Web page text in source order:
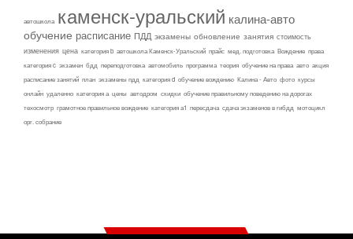
автошкола каменск-уральский калина-авто
обучение расписание ПДД экзамены обновление занятия стоимость
изменения цена категория b автошкола Каменск-Уральский прайс мед. подготовка Вождение права
категория c экзамен бдд переподготовка автомобиль программа теория обучение на права авто акция
расписание занятий план экзамены пдд категория d обучение вождению Калина - Авто фото курсы
онлайн удаленно категория а цены автодром скидки обучение правильному поведению на дорогах
техосмотр грамотное правильное вождение категория а1 пересдача сдача экзаменов в гибдд мотоцикл
орг. собрание